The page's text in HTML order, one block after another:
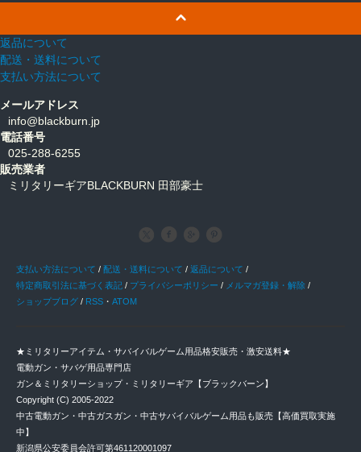
返品について
配送・送料について
支払い方法について
メールアドレス
info@blackburn.jp
電話番号
025-288-6255
販売業者
ミリタリーギアBLACKBURN 田部豪士
支払い方法について / 配送・送料について / 返品について /
特定商取引法に基づく表記 / プライバシーポリシー / メルマガ登録・解除 /
ショップブログ / RSS ・ ATOM
★ミリタリーアイテム・サバイバルゲーム用品格安販売・激安送料★
電動ガン・サバゲ用品専門店
ガン＆ミリタリーショップ・ミリタリーギア【ブラックバーン】
Copyright (C) 2005-2022
中古電動ガン・中古ガスガン・中古サバイバルゲーム用品も販売【高価買取実施
中】
新潟県公安委員会許可第461120001097